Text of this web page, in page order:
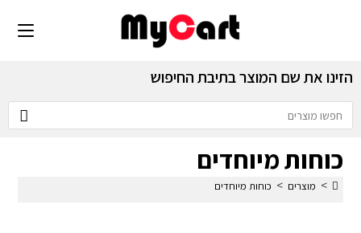
הזינו את שם המוצר בתיבת החיפוש
כוחות מיוחדים
> מוצרים > כוחות מיוחדים